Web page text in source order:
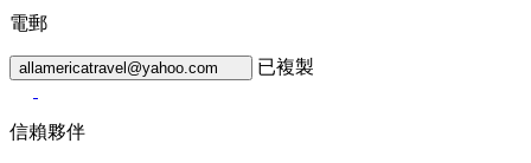
電郵
allamericatravel@yahoo.com 已複製
信賴夥伴